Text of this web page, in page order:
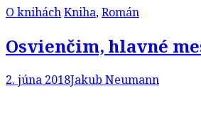
O kniháchKniha,Román
Osvienčim, hlavné
2. júna 2018Jakub Neumann